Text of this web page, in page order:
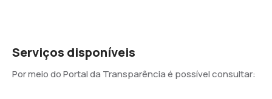
Serviços disponíveis
Por meio do Portal da Transparência é possível consultar: